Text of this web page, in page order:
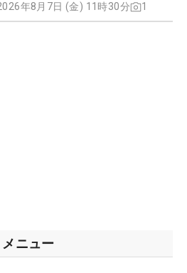
年8月7日 (金) 11時30分 1
ニュー